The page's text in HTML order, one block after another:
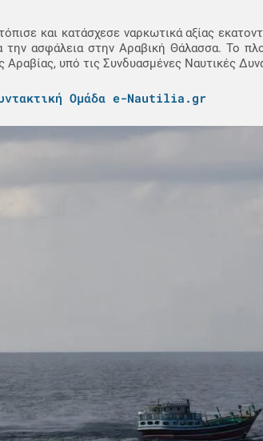
και κατάσχεσε ναρκωτικά αξίας
ασφάλεια στην Αραβική Θάλασσα. Το
υπό τις Συνδυασμένες Ναυτικές
Ομάδα e-Nautilia.gr